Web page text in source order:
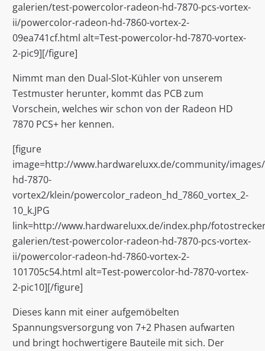
galerien/test-powercolor-radeon-hd-7870-pcs-vortex-
ii/powercolor-radeon-hd-7860-vortex-2-
09ea741cf.html alt=Test-powercolor-hd-7870-vortex-
2-pic9][/figure]
Nimmt man den Dual-Slot-Kühler von unserem
Testmuster herunter, kommt das PCB zum
Vorschein, welches wir schon von der Radeon HD
7870 PCS+ her kennen.
[figure
image=http://www.hardwareluxx.de/community/
hd-7870-
vortex2/klein/powercolor_radeon_hd_7860_vortex_2-
10_k.JPG
link=http://www.hardwareluxx.de/index.php/
galerien/test-powercolor-radeon-hd-7870-pcs-vortex-
ii/powercolor-radeon-hd-7860-vortex-2-
101705c54.html alt=Test-powercolor-hd-7870-vortex-
2-pic10][/figure]
Dieses kann mit einer aufgemöbelten
Spannungsversorgung von 7+2 Phasen aufwarten
und bringt hochwertigere Bauteile mit sich. Der